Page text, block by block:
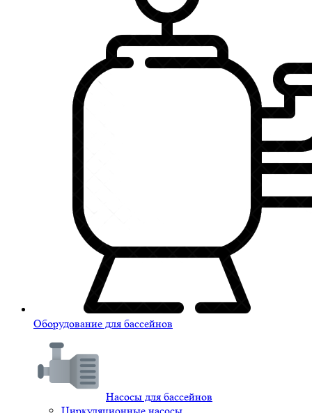
Оборудование для бассейнов
Насосы для бассейнов